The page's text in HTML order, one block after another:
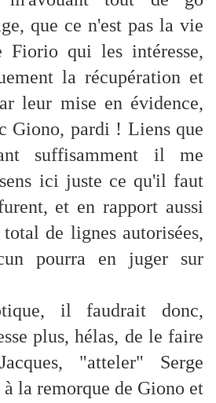
que ce n'est pas la vie
Fiorio qui les intéresse,
la récupération et
leur mise en évidence,
Giono, pardi ! Liens que
suffisamment il me
ici juste ce qu'il faut
et en rapport aussi
de lignes autorisées,
pourra en juger sur
il faudrait donc,
plus, hélas, de le faire
"atteler" Serge
la remorque de Giono et